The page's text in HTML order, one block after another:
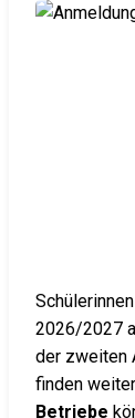
2026/2027
der zweiten
finden
Betriebe